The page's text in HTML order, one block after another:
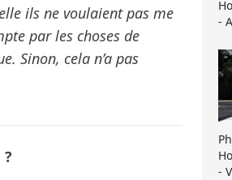
ils ne voulaient pas me
par les choses de
Sinon, cela n’a pas
-
-